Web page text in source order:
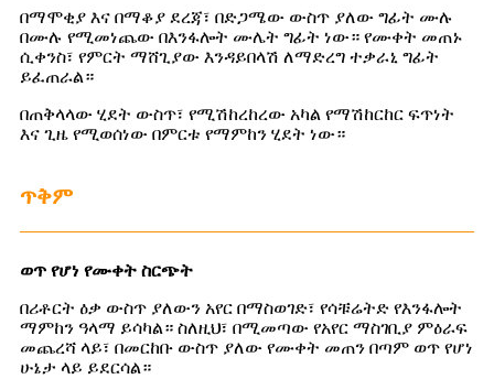
በማሞቂያ እና በማቆያ ደረጃ፣ በድጋሜው ውስጥ ያለው ግፊት ሙሉ
በሙሉ የሚመነጨው በእንፋሎት ሙሌት ግፊት ነው። የሙቀት መጠኑ
ሲቀንስ፣ የምርት ማሸጊያው እንዳይበላሽ ለማድረግ ተቃራኒ ግፊት
ይፈጠራል።
በጠቅላላው ሂደት ውስጥ፣ የሚሽከረከረው አካል የማሽከርከር ፍጥነት
እና ጊዜ የሚወሰነው በምርቱ የማምከን ሂደት ነው።
ጥቅም
ወጥ የሆነ የሙቀት ስርጭት
በሪቶርት ዕቃ ውስጥ ያለውን አየር በማስወገድ፣ የሳቹሬትድ የእንፋሎት
ማምከን ዓላማ ይሳካል። ስለዚህ፣ በሚመጣው የአየር ማስገቢያ ምዕራፍ
መጨረሻ ላይ፣ በመርከቡ ውስጥ ያለው የሙቀት መጠን በጣም ወጥ የሆነ
ሁኔታ ላይ ይደርሳል።